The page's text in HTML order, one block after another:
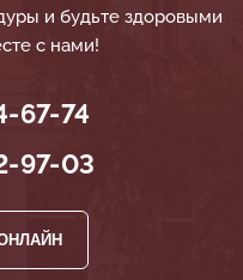
и будьте здоровыми
с нами!
67-74
97-03